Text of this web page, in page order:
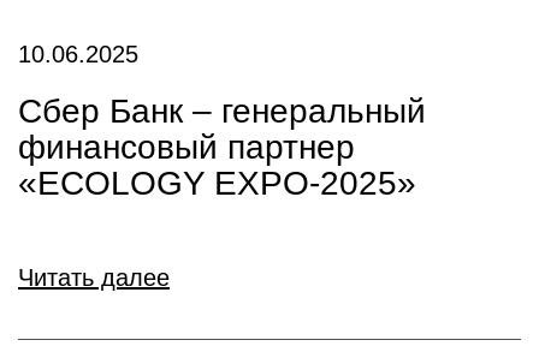
10.06.2025
Сбер Банк – генеральный
финансовый партнер
«ECOLOGY EXPO-2025»
Читать далее